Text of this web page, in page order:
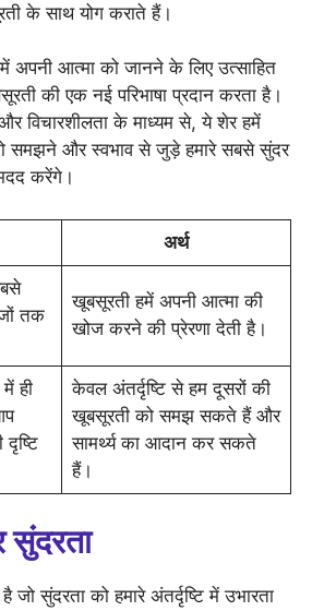
के साथ योग कराते हैं।
अपनी आत्मा को जानने के लिए उत्साहित
की एक नई परिभाषा प्रदान करता है।
और विचारशीलता के माध्यम से, ये शेर हमें
समझने और स्वभाव से जुड़े हमारे सबसे सुंदर
करेंगे।
अर्थ
तक
खूबसूरती हमें अपनी आत्मा की
खोज करने की प्रेरणा देती है।
ही
केवल अंतर्दृष्टि से हम दूसरों की
खूबसूरती को समझ सकते हैं और
सामर्थ्य का आदान कर सकते
हैं।
सुंदरता
जो सुंदरता को हमारे अंतर्दृष्टि में उभारता